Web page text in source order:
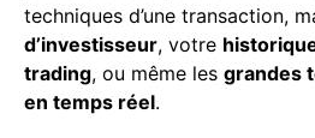
techniques d’une transaction,
d’investisseur, votre
trading, ou même les grandes
en temps réel.